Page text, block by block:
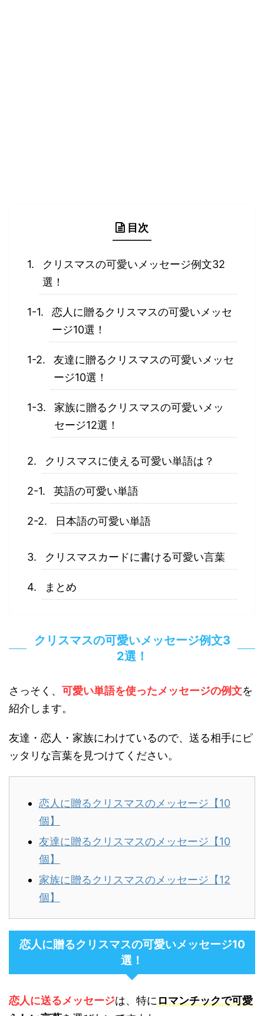
目次
クリスマスの可愛いメッセージ例文32
選！
恋人に贈るクリスマスの可愛いメッセ
ージ10選！
友達に贈るクリスマスの可愛いメッセ
ージ10選！
家族に贈るクリスマスの可愛いメッ
セージ12選！
クリスマスに使える可愛い単語は？
英語の可愛い単語
日本語の可愛い単語
クリスマスカードに書ける可愛い言葉
まとめ
クリスマスの可愛いメッセージ例文3
2選！
さっそく、 可愛い単語を使ったメッセージの例文を
紹介します。
友達・恋人・家族にわけているので、送る相手にピ
ッタリな言葉を見つけてください。
恋人に贈るクリスマスのメッセージ【10
個】
友達に贈るクリスマスのメッセージ【10
個】
家族に贈るクリスマスのメッセージ【12
個】
恋人に贈るクリスマスの可愛いメッセージ10
選！
恋人に送るメッセージは、特にロマンチックで可愛